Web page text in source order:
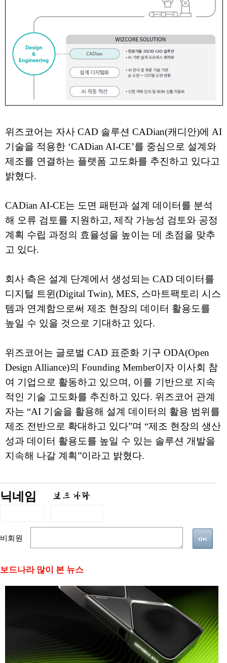
위즈코어는 자사 CAD 솔루션 CADian(캐디안)에 AI
기술을 적용한 ‘CADian AI-CE’를 중심으로 설계와
제조를 연결하는 플랫폼 고도화를 추진하고 있다고
밝혔다.
CADian AI-CE는 도면 패턴과 설계 데이터를 분석
해 오류 검토를 지원하고, 제작 가능성 검토와 공정
계획 수립 과정의 효율성을 높이는 데 초점을 맞추
고 있다.
회사 측은 설계 단계에서 생성되는 CAD 데이터를
디지털 트윈(Digital Twin), MES, 스마트팩토리 시스
템과 연계함으로써 제조 현장의 데이터 활용도를
높일 수 있을 것으로 기대하고 있다.
위즈코어는 글로벌 CAD 표준화 기구 ODA(Open
Design Alliance)의 Founding Member이자 이사회 참
여 기업으로 활동하고 있으며, 이를 기반으로 지속
적인 기술 고도화를 추진하고 있다. 위즈코어 관계
자는 “AI 기술을 활용해 설계 데이터의 활용 범위를
제조 전반으로 확대하고 있다”며 “제조 현장의 생산
성과 데이터 활용도를 높일 수 있는 솔루션 개발을
지속해 나갈 계획”이라고 밝혔다.
닉네임
비회원
보드나라 많이 본 뉴스